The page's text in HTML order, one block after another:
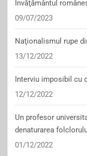
Învăţământul
09/07/2023
Naţionalismul rupe
13/12/2022
Interviu imposibil cu
12/12/2022
Un profesor
denaturarea
01/12/2022